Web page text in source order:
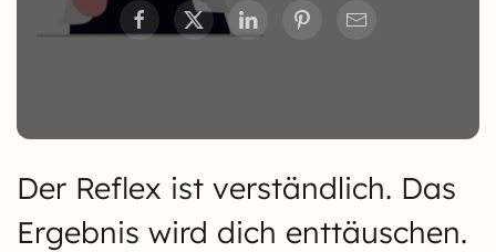
Der Reflex ist verständlich. Das
Ergebnis wird dich enttäuschen.